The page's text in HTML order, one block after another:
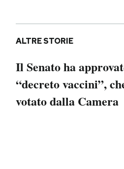
ALTRE STORIE
Il Senato ha
“decreto vaccini”,
votato dalla Camera